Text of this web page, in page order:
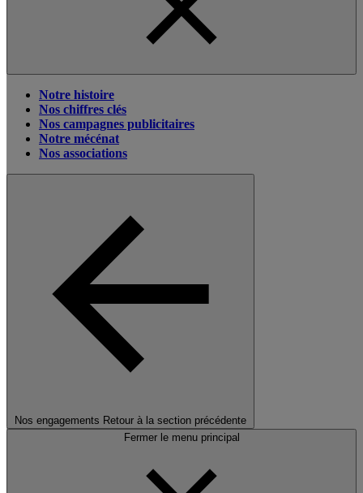
Notre histoire
Nos chiffres clés
Nos campagnes publicitaires
Notre mécénat
Nos associations
Nos engagements Retour à la section précédente
Fermer le menu principal